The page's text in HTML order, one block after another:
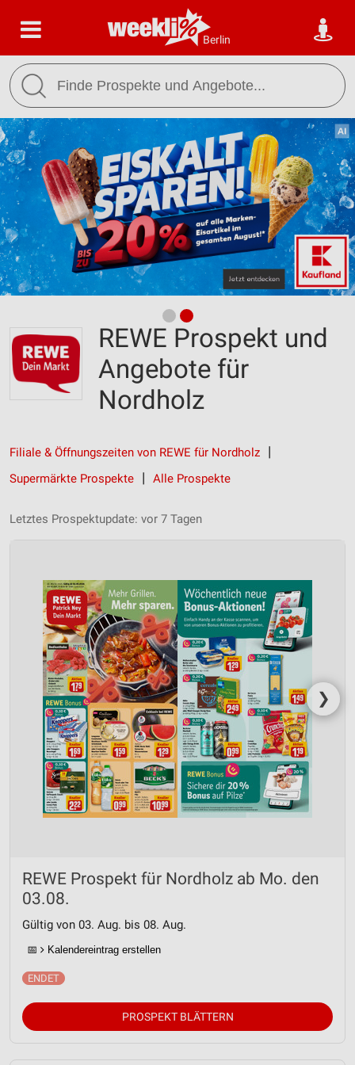
Berlin
REWE Prospekt und
Angebote für
Nordholz
Filiale & Öffnungszeiten von REWE für Nordholz
Supermärkte Prospekte
Alle Prospekte
Letztes Prospektupdate: vor 7 Tagen
❯
REWE Prospekt für Nordholz ab Mo. den
03.08.
Gültig von 03. Aug. bis 08. Aug.
📅 Kalendereintrag erstellen
PROSPEKT BLÄTTERN